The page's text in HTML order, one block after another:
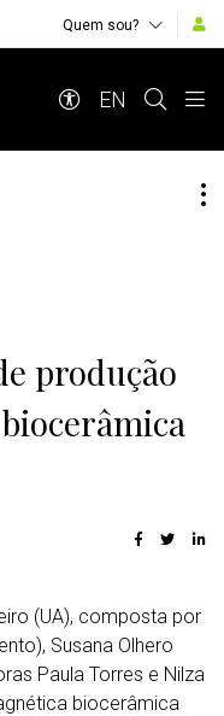
Quem sou?
EN
produção
(UA), composta por
Susana Olhero
Paula Torres e Nilza
biocerâmica